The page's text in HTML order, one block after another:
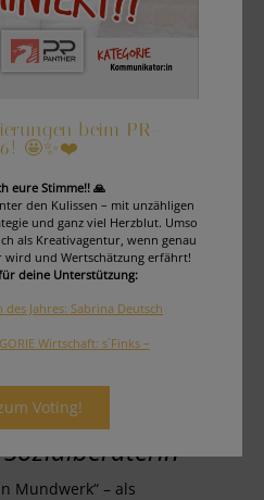
Coach sowie
Mundwerk“ – als
beim PR-
🤩✨❤️
eure Stimme!! 🙏
den Kulissen – mit unzähligen
und ganz viel Herzblut. Umso
als Kreativagentur, wenn genau
wird und Wertschätzung erfährt!
deine Unterstützung:
Jahres: Sabrina Deutsch
Wirtschaft: s´Finks –
Voting!